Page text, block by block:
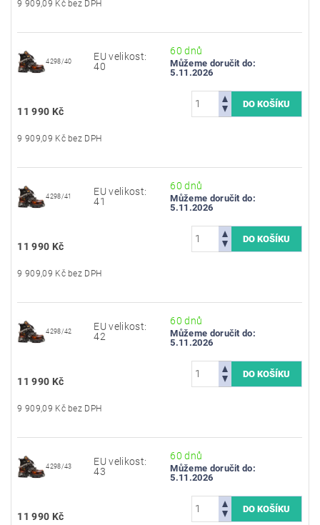
9 909,09 Kč bez DPH
4298/40
EU velikost:
40
60 dnů
Můžeme doručit do:
5.11.2026
11 990 Kč
9 909,09 Kč bez DPH
4298/41
EU velikost:
41
60 dnů
Můžeme doručit do:
5.11.2026
11 990 Kč
9 909,09 Kč bez DPH
4298/42
EU velikost:
42
60 dnů
Můžeme doručit do:
5.11.2026
11 990 Kč
9 909,09 Kč bez DPH
4298/43
EU velikost:
43
60 dnů
Můžeme doručit do:
5.11.2026
11 990 Kč